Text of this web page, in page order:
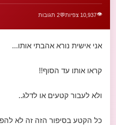
👁️10,937 צפיות 💬2 תגובות
אני אישית נורא אהבתי אותו...
קראו אותו עד הסוף!!
ולא לעבור קטעים או לדלג..
כל הקטע בסיפור הזה זה לא